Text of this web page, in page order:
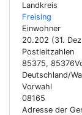
Landkreis
Freising
Einwohner
20.202 (31.
Postleitzahlen
85375,
Deutschland/
Vorwahl
08165
Adresse der